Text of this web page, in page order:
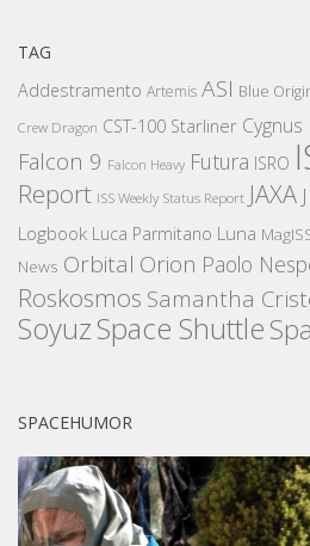
TAG
Addestramento Artemis ASI Blue
Crew Dragon CST-100 Starliner Cygnus
Falcon 9 Falcon Heavy Futura ISRO
Report ISS Weekly Status Report JAXA
Logbook Luca Parmitano Luna
News Orbital Orion Paolo
Roskosmos Samantha
SoyuzSpace Shuttle
SPACEHUMOR